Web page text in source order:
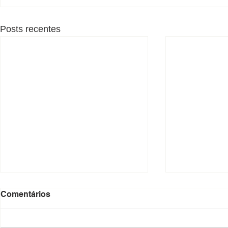
Posts recentes
Comentários